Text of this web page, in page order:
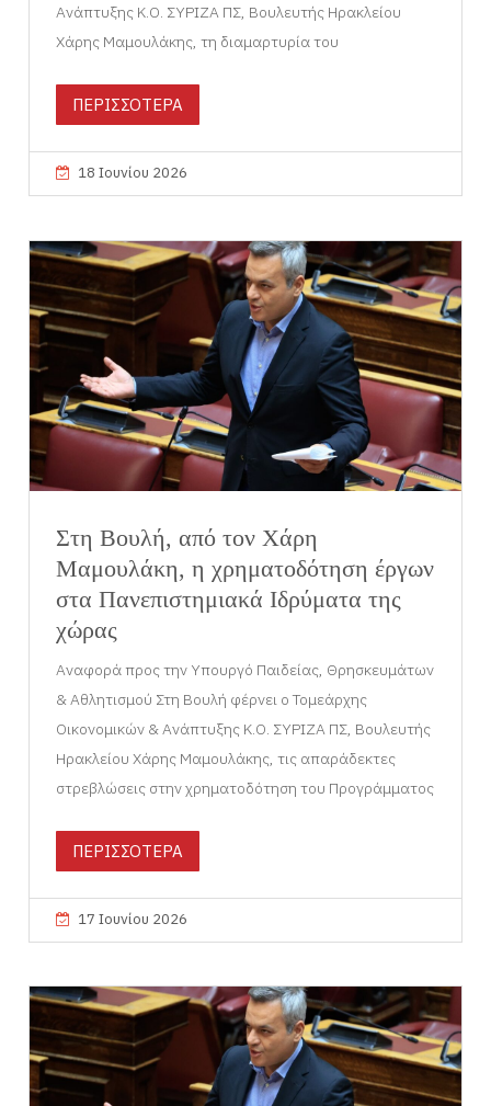
Ανάπτυξης Κ.Ο. ΣΥΡΙΖΑ ΠΣ, Βουλευτής Ηρακλείου
Χάρης Μαμουλάκης, τη διαμαρτυρία του
ΠΕΡΙΣΣΟΤΕΡΑ
18 Ιουνίου 2026
Στη Βουλή, από τον Χάρη
Μαμουλάκη, η χρηματοδότηση έργων
στα Πανεπιστημιακά Ιδρύματα της
χώρας
Αναφορά προς την Υπουργό Παιδείας, Θρησκευμάτων
& Αθλητισμού Στη Βουλή φέρνει ο Τομεάρχης
Οικονομικών & Ανάπτυξης Κ.Ο. ΣΥΡΙΖΑ ΠΣ, Βουλευτής
Ηρακλείου Χάρης Μαμουλάκης, τις απαράδεκτες
στρεβλώσεις στην χρηματοδότηση του Προγράμματος
ΠΕΡΙΣΣΟΤΕΡΑ
17 Ιουνίου 2026